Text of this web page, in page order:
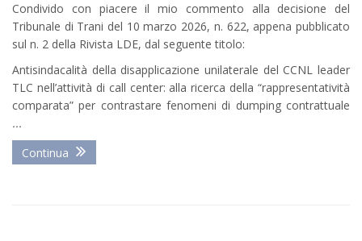
Condivido con piacere il mio commento alla decisione del
Tribunale di Trani del 10 marzo 2026, n. 622, appena pubblicato
sul n. 2 della Rivista LDE, dal seguente titolo:
Antisindacalità della disapplicazione unilaterale del CCNL leader
TLC nell’attività di call center: alla ricerca della “rappresentatività
comparata” per contrastare fenomeni di dumping contrattuale
...
Continua